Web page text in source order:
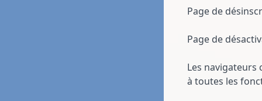
Page de
Page de
Les navigateurs
à toutes les